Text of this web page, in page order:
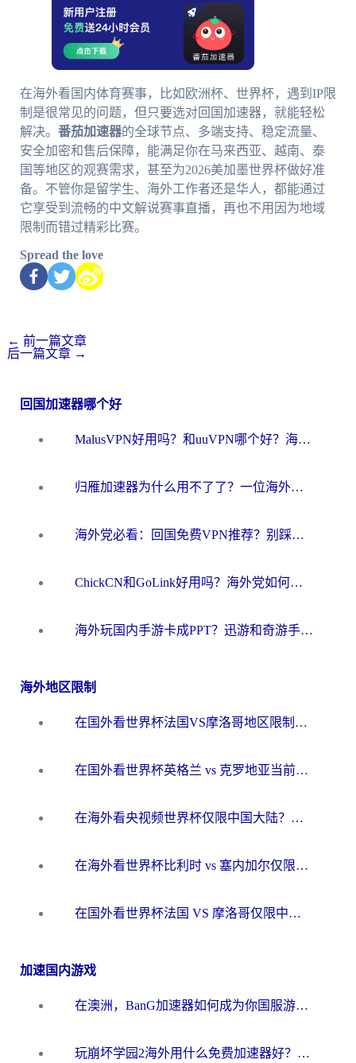
在海外看国内体育赛事，比如欧洲杯、世界杯，遇到IP限
制是很常见的问题，但只要选对回国加速器，就能轻松
解决。 番茄加速器的全球节点、多端支持、稳定流量、
安全加密和售后保障，能满足你在马来西亚、越南、泰
国等地区的观赛需求，甚至为2026美加墨世界杯做好准
备。不管你是留学生、海外工作者还是华人，都能通过
它享受到流畅的中文解说赛事直播，再也不用因为地域
限制而错过精彩比赛。
Spread the love
← 前一篇文章
后一篇文章 →
回国加速器哪个好
MalusVPN好用吗？和uuVPN哪个好？海外党无缝访问国内资源的真实对比与选择指南
归雁加速器为什么用不了了？一位海外游子的真实困惑与技术解答
海外党必看：回国免费VPN推荐？别踩坑！教你选对加速器无缝刷国内资源
ChickCN和GoLink好用吗？海外党如何选对回国加速器
海外玩国内手游卡成PPT？迅游和奇游手游哪个好？一篇讲透回国加速器怎么选
海外地区限制
在国外看世界杯法国VS摩洛哥地区限制？这篇指南让你流畅看中文解说无压力
在国外看世界杯英格兰 vs 克罗地亚当前地区不可播放？这篇指南帮你搞定所有海外观赛难题
在海外看央视频世界杯仅限中国大陆？这篇指南帮你解锁中文解说+无卡顿直播
在海外看世界杯比利时 vs 塞内加尔仅限中国大陆？我找到了最流畅的中文解说之路
在国外看世界杯法国 VS 摩洛哥仅限中国大陆？海外党这样看中文解说赛事不卡顿
加速国内游戏
在澳洲，BanG加速器如何成为你国服游戏的“时光机”？
玩崩坏学园2海外用什么免费加速器好？2026海外党亲测国服游戏加速指南